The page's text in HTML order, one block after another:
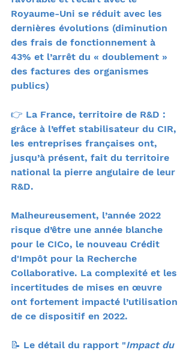
Royaume-Uni se réduit avec les
dernières évolutions (diminution
des frais de fonctionnement à
43% et l’arrêt du « doublement »
des factures des organismes
publics)
👉 La France, territoire de R&D :
grâce à l’effet stabilisateur du CIR,
les entreprises françaises ont,
jusqu’à présent, fait du territoire
national la pierre angulaire de leur
R&D.
Malheureusement, l’année 2022
risque d’être une année blanche
pour le CICo, le nouveau Crédit
d'Impôt pour la Recherche
Collaborative. La complexité et les
incertitudes de mises en œuvre
ont fortement impacté l’utilisation
de ce dispositif en 2022.
📝 Le détail du rapport "Impact du